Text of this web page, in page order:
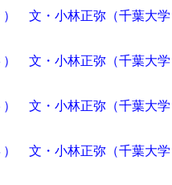
文・小林正弥（千葉大学
文・小林正弥（千葉大学
文・小林正弥（千葉大学
文・小林正弥（千葉大学